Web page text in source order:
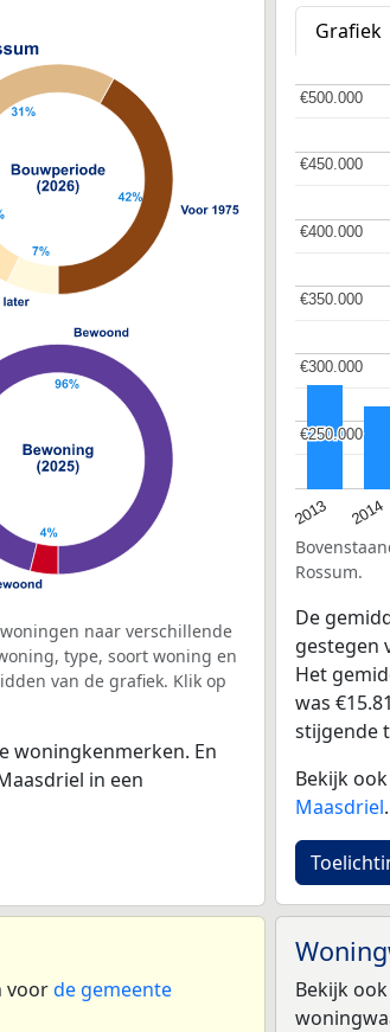
naar verschillende
type, soort woning en
van de grafiek. Klik op
woningkenmerken. En
in een
Grafiek
2013 2014
€250.000
€250.000
€300.000
€300.000
€350.000
€350.000
€400.000
€400.000
€450.000
€450.000
€500.000
€500.000
Rossum.
De
gestegen
Het
was
stijgende
Bekijk
Maasdriel.
voorde gemeente
Bekijk